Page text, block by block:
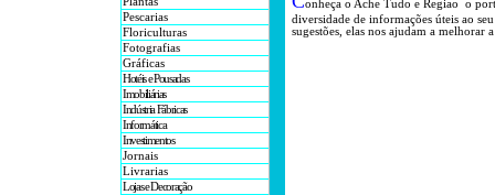
Pescarias
Floriculturas
Fotografias
Gráficas
Hotéis e Pousadas
Imobiliárias
Indústria Fábricas
Informática
Investimentos
Jornais
Livrarias
Lojas e Decoração
onheça o Ache Tudo e Regiao o
diversidade de informações úteis ao
sugestões, elas nos ajudam a melhorar